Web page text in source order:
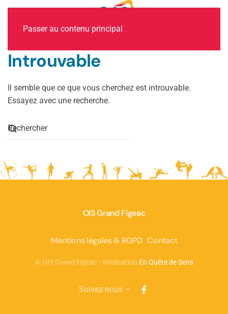
Passer au contenu principal
Introuvable
Il semble que ce que vous cherchez est introuvable.
Essayez avec une recherche.
OIS Grand Figeac
Mentions légales & RGPD Contact
© OIS Grand Figeac - Réalisation En Quête de Sens
Suivez-nous —